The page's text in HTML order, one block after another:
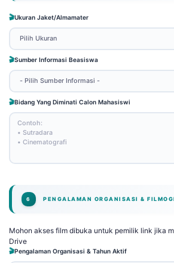
Ukuran Jaket/Almamater
Sumber Informasi Beasiswa
Bidang Yang Diminati Calon Mahasiswi
6 PENGALAMAN ORGANISASI &
Mohon akses film dibuka untuk pemilik link jika
Drive
Pengalaman Organisasi & Tahun Aktif